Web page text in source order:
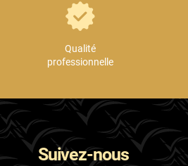
Renault
Rover
Qualité
professionnelle
Suivez-nous